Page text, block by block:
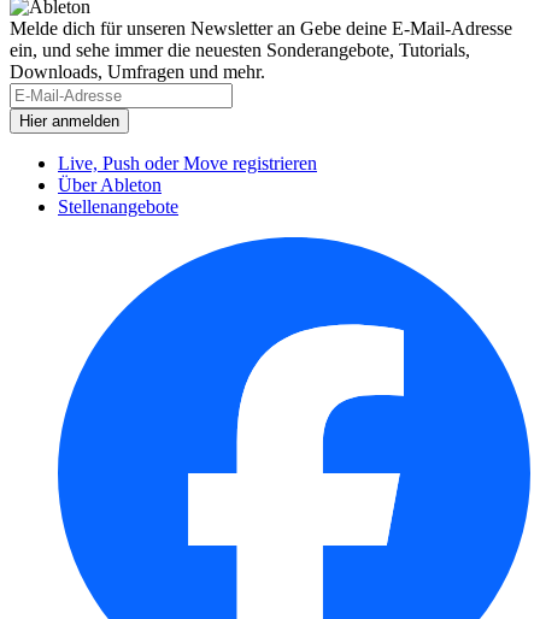
Melde dich für unseren Newsletter an Gebe deine E-Mail-Adresse
ein, und sehe immer die neuesten Sonderangebote, Tutorials,
Downloads, Umfragen und mehr.
Live, Push oder Move registrieren
Über Ableton
Stellenangebote